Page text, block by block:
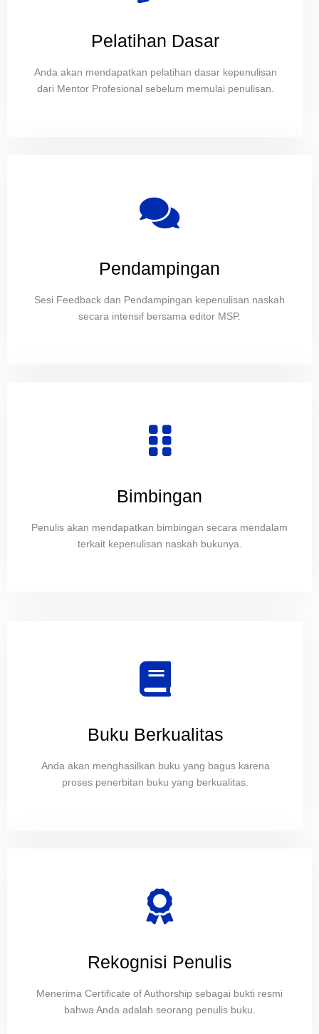
Pelatihan Dasar
Anda akan mendapatkan pelatihan dasar kepenulisan
dari Mentor Profesional sebelum memulai penulisan.
Pendampingan
Sesi Feedback dan Pendampingan kepenulisan naskah
secara intensif bersama editor MSP.
Bimbingan
Penulis akan mendapatkan bimbingan secara mendalam
terkait kepenulisan naskah bukunya.
Buku Berkualitas
Anda akan menghasilkan buku yang bagus karena
proses penerbitan buku yang berkualitas.
Rekognisi Penulis
Menerima Certificate of Authorship sebagai bukti resmi
bahwa Anda adalah seorang penulis buku.